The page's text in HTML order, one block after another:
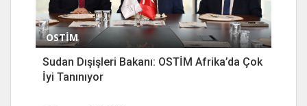
OSTİM
Sudan Dışişleri Bakanı: OSTİM Afrika’da Çok
İyi Tanınıyor